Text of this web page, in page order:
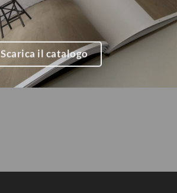
Scarica il catalogo